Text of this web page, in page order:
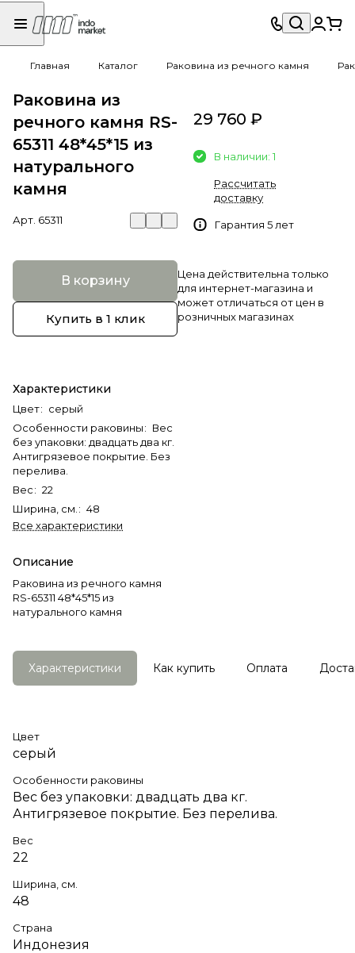
Главная Каталог Раковина из речного камня
Раковина из
речного камня RS-
65311 48*45*15 из
натурального
камня
Арт. 65311
В корзину
Купить в 1 клик
Характеристики
Цвет: серый
Особенности раковины: Вес
без упаковки: двадцать два кг.
Антигрязевое покрытие. Без
перелива.
Вес: 22
Ширина, см. : 48
Все характеристики
Описание
Раковина из речного камня
RS-65311 48*45*15 из
натурального камня
29 760 ₽
В наличии: 1
Рассчитать
доставку
Гарантия 5 лет
Цена действительна только
для интернет-магазина и
может отличаться от цен в
розничных магазинах
Характеристики Как купить Оплата
Цвет
серый
Особенности раковины
Вес без упаковки: двадцать два кг.
Антигрязевое покрытие. Без перелива.
Вес
22
Ширина, см.
48
Страна
Индонезия